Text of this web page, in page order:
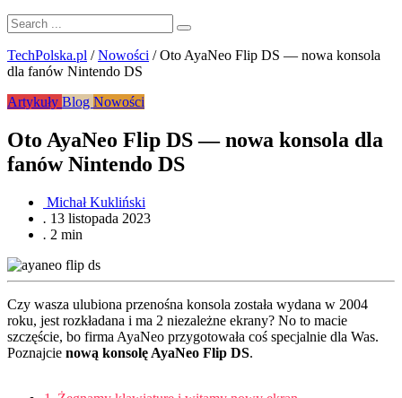
TechPolska.pl /Nowości /Oto AyaNeo Flip DS — nowa konsola
dla fanów Nintendo DS
Artykuły Blog Nowości
Oto AyaNeo Flip DS — nowa konsola dla
fanów Nintendo DS
Michał Kukliński
. 13 listopada 2023
. 2 min
Czy wasza ulubiona przenośna konsola została wydana w 2004
roku, jest rozkładana i ma 2 niezależne ekrany? No to macie
szczęście, bo firma AyaNeo przygotowała coś specjalnie dla Was.
Poznajcie nową konsolę AyaNeo Flip DS.